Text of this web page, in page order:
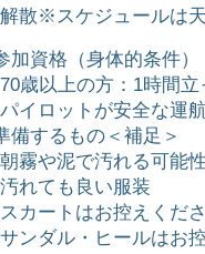
散※スケジュールは天
加資格（身体的条件）
70歳以上の方：1時間
パイロットが安全な運
備するもの＜補足＞
朝霧や泥で汚れる可能
れても良い服装
カートはお控えくだ
ンダル・ヒールはお